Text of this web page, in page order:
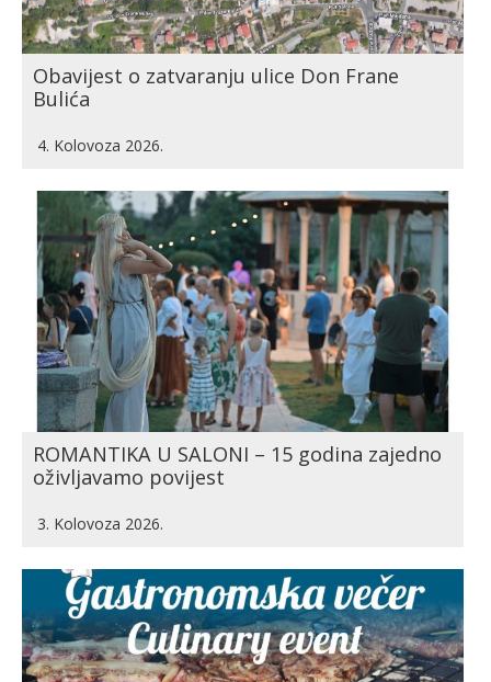
Obavijest o zatvaranju ulice Don Frane
Bulića
4. Kolovoza 2026.
ROMANTIKA U SALONI – 15 godina zajedno
oživljavamo povijest
3. Kolovoza 2026.